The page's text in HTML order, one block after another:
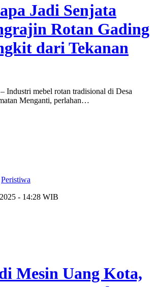
Jadi Senjata
Rotan Gading
dari Tekanan
Industri mebel rotan tradisional di Desa
Menganti, perlahan…
Peristiwa
- 14:28 WIB
Mesin Uang Kota,